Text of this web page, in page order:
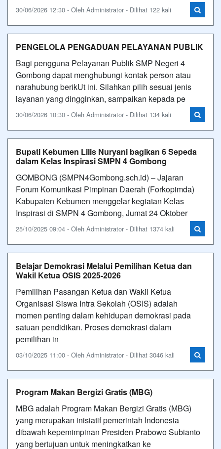
30/06/2026 12:30 - Oleh Administrator - Dilihat 122 kali
PENGELOLA PENGADUAN PELAYANAN PUBLIK
Bagi pengguna Pelayanan Publik SMP Negeri 4
Gombong dapat menghubungi kontak person atau
narahubung berikUt ini. Silahkan pilih sesuai jenis
layanan yang dingginkan, sampaikan kepada pe
30/06/2026 10:30 - Oleh Administrator - Dilihat 134 kali
Bupati Kebumen Lilis Nuryani bagikan 6 Sepeda
dalam Kelas Inspirasi SMPN 4 Gombong
GOMBONG (SMPN4Gombong.sch.id) – Jajaran
Forum Komunikasi Pimpinan Daerah (Forkopimda)
Kabupaten Kebumen menggelar kegiatan Kelas
Inspirasi di SMPN 4 Gombong, Jumat 24 Oktober
25/10/2025 09:04 - Oleh Administrator - Dilihat 1374 kali
Belajar Demokrasi Melalui Pemilihan Ketua dan
Wakil Ketua OSIS 2025-2026
Pemilihan Pasangan Ketua dan Wakil Ketua
Organisasi Siswa Intra Sekolah (OSIS) adalah
momen penting dalam kehidupan demokrasi pada
satuan pendidikan. Proses demokrasi dalam
pemilihan in
03/10/2025 11:00 - Oleh Administrator - Dilihat 3046 kali
Program Makan Bergizi Gratis (MBG)
MBG adalah Program Makan Bergizi Gratis (MBG)
yang merupakan inisiatif pemerintah Indonesia
dibawah kepemimpinan Presiden Prabowo Subianto
yang bertujuan untuk meningkatkan ke